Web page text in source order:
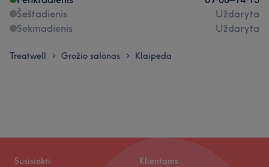
Šeštadienis
Uždaryta
Sekmadienis
Uždaryta
Treatwell > Grožio salonas > Klaipeda
Susisiekti Klientams